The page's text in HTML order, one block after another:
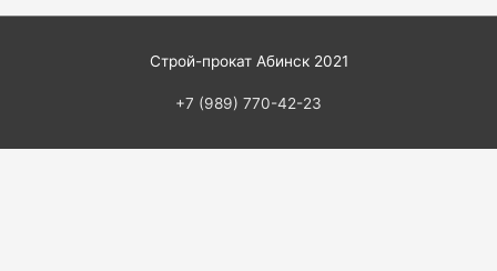
Строй-прокат Абинск 2021
+7 (989) 770-42-23